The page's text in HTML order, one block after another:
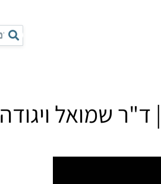
שמואל ויגודה